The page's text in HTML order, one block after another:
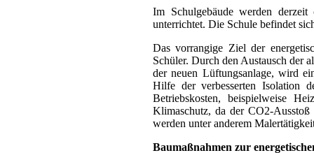
Im Schulgebäude werden
unterrichtet. Die Schule befindet
Das vorrangige Ziel der
Schüler. Durch den Austausch der
der neuen Lüftungsanlage, wird
Hilfe der verbesserten Isolation
Betriebskosten, beispielweise
Klimaschutz, da der CO2-Ausstoß
werden unter anderem
Baumaßnahmen zur